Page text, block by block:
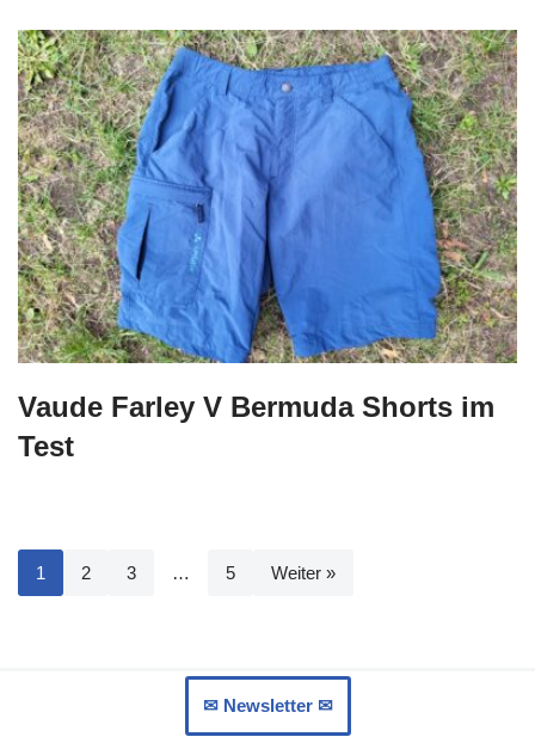
Vaude Farley V Bermuda Shorts im
Test
1 2 3 … 5 Weiter »
✉︎ Newsletter ✉︎